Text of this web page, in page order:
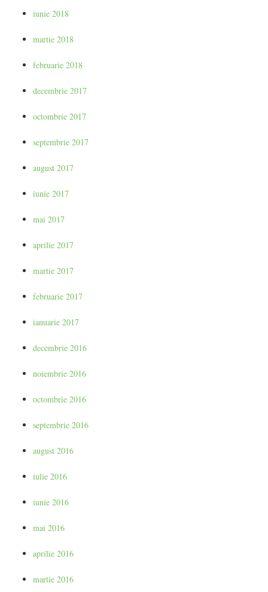
iunie 2018
martie 2018
februarie 2018
decembrie 2017
octombrie 2017
septembrie 2017
august 2017
iunie 2017
mai 2017
aprilie 2017
martie 2017
februarie 2017
ianuarie 2017
decembrie 2016
noiembrie 2016
octombrie 2016
septembrie 2016
august 2016
iulie 2016
iunie 2016
mai 2016
aprilie 2016
martie 2016